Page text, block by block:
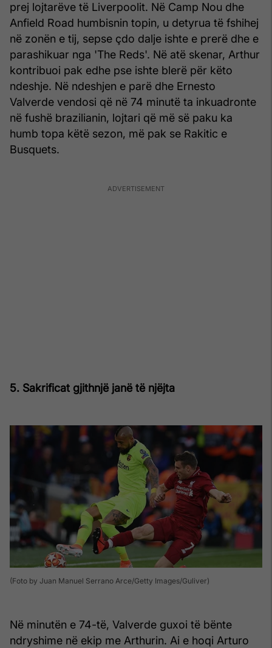
prej lojtarëve të Liverpoolit. Në Camp Nou dhe
Anfield Road humbisnin topin, u detyrua të fshihej
në zonën e tij, sepse çdo dalje ishte e prerë dhe e
parashikuar nga 'The Reds'. Në atë skenar, Arthur
kontribuoi pak edhe pse ishte blerë për këto
ndeshje. Në ndeshjen e parë dhe Ernesto
Valverde vendosi që në 74 minutë ta inkuadronte
në fushë brazilianin, lojtari që më së paku ka
humb topa këtë sezon, më pak se Rakitic e
Busquets.
5. Sakrificat gjithnjë janë të njëjta
(Foto by Juan Manuel Serrano Arce/Getty Images/Guliver)
Në minutën e 74-të, Valverde guxoi të bënte
ndryshime në ekip me Arthurin. Ai e hoqi Arturo